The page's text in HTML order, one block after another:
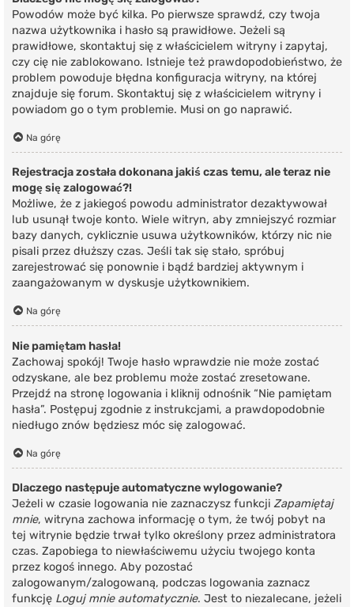
Powodów może być kilka. Po pierwsze sprawdź, czy twoja
nazwa użytkownika i hasło są prawidłowe. Jeżeli są
prawidłowe, skontaktuj się z właścicielem witryny i zapytaj,
czy cię nie zablokowano. Istnieje też prawdopodobieństwo, że
problem powoduje błędna konfiguracja witryny, na której
znajduje się forum. Skontaktuj się z właścicielem witryny i
powiadom go o tym problemie. Musi on go naprawić.
Na górę
Rejestracja została dokonana jakiś czas temu, ale teraz nie
mogę się zalogować?!
Możliwe, że z jakiegoś powodu administrator dezaktywował
lub usunął twoje konto. Wiele witryn, aby zmniejszyć rozmiar
bazy danych, cyklicznie usuwa użytkowników, którzy nic nie
pisali przez dłuższy czas. Jeśli tak się stało, spróbuj
zarejestrować się ponownie i bądź bardziej aktywnym i
zaangażowanym w dyskusje użytkownikiem.
Na górę
Nie pamiętam hasła!
Zachowaj spokój! Twoje hasło wprawdzie nie może zostać
odzyskane, ale bez problemu może zostać zresetowane.
Przejdź na stronę logowania i kliknij odnośnik “Nie pamiętam
hasła”. Postępuj zgodnie z instrukcjami, a prawdopodobnie
niedługo znów będziesz móc się zalogować.
Na górę
Dlaczego następuje automatyczne wylogowanie?
Jeżeli w czasie logowania nie zaznaczysz funkcji Zapamiętaj
mnie, witryna zachowa informację o tym, że twój pobyt na
tej witrynie będzie trwał tylko określony przez administratora
czas. Zapobiega to niewłaściwemu użyciu twojego konta
przez kogoś innego. Aby pozostać
zalogowanym/zalogowaną, podczas logowania zaznacz
funkcję Loguj mnie automatycznie. Jest to niezalecane, jeżeli